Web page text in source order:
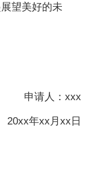
望美好的未
申请人：xxx
年xx月xx日